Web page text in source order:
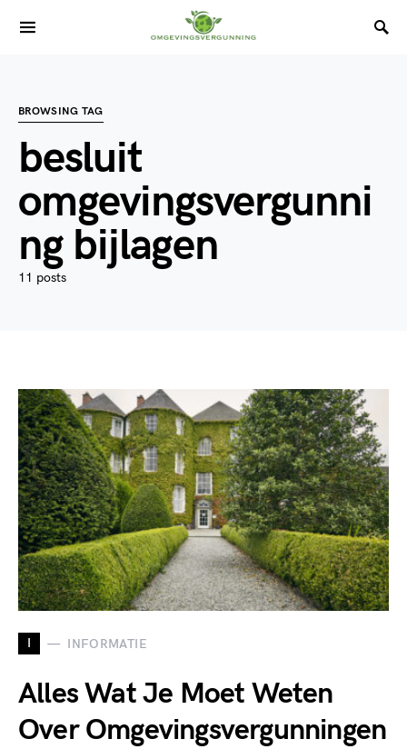
BROWSING TAG
besluit
omgevingsvergunni
ng bijlagen
11 posts
I INFORMATIE
Alles Wat Je Moet Weten
Over Omgevingsvergunningen